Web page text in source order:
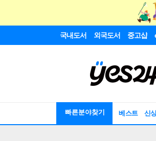
국내도서 외국도서 중고샵
빠른분야찾기 베스트 신